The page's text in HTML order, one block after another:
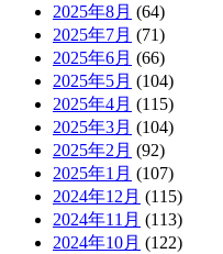
2025年8月 (64)
2025年7月 (71)
2025年6月 (66)
2025年5月 (104)
2025年4月 (115)
2025年3月 (104)
2025年2月 (92)
2025年1月 (107)
2024年12月 (115)
2024年11月 (113)
2024年10月 (122)